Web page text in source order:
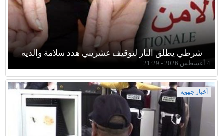
شرطي يطلق النار لتوقيف عشريني هدد سلامة والديه
4 أغسطس 2026 - 21:29
أخبار جهوية